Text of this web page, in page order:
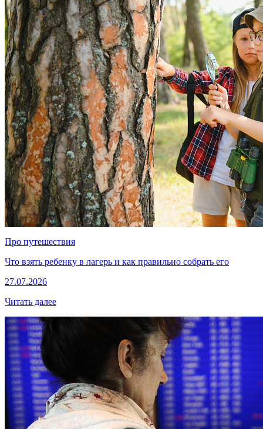
Про путешествия
Что взять ребенку в лагерь и как правильно собрать его
27.07.2026
Читать далее